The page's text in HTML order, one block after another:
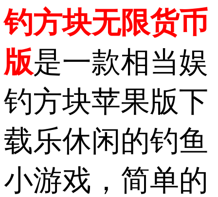
钓方块无限货币
版是一款相当娱
钓方块苹果版下
载乐休闲的钓鱼
小游戏，简单的